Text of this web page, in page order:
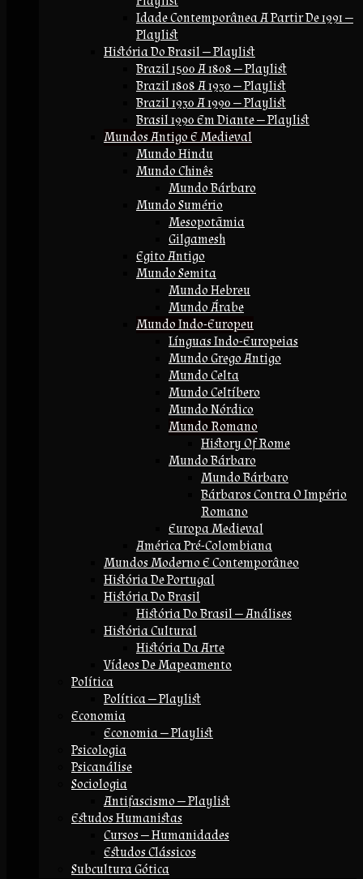
Idade Contemporânea A Partir De 1991 —
Playlist
História Do Brasil — Playlist
Brazil 1500 A 1808 — Playlist
Brazil 1808 A 1930 — Playlist
Brazil 1930 A 1990 — Playlist
Brasil 1990 Em Diante — Playlist
Mundos Antigo E Medieval
Mundo Hindu
Mundo Chinês
Mundo Bárbaro
Mundo Sumério
Mesopotãmia
Gilgamesh
Egito Antigo
Mundo Semita
Mundo Hebreu
Mundo Árabe
Mundo Indo-Europeu
Línguas Indo-Europeias
Mundo Grego Antigo
Mundo Celta
Mundo Celtíbero
Mundo Nórdico
Mundo Romano
History Of Rome
Mundo Bárbaro
Mundo Bárbaro
Bárbaros Contra O Império
Romano
Europa Medieval
América Pré-Colombiana
Mundos Moderno E Contemporâneo
História De Portugal
História Do Brasil
História Do Brasil — Análises
História Cultural
História Da Arte
Vídeos De Mapeamento
Política
Política — Playlist
Economia
Economia — Playlist
Psicologia
Psicanálise
Sociologia
Antifascismo — Playlist
Estudos Humanistas
Cursos — Humanidades
Estudos Clássicos
Subcultura Gótica